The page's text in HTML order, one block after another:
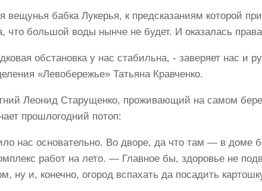
вещунья бабка Лукерья, к предсказаниям которой
что большой воды нынче не будет. И оказалась
обстановка у нас стабильна, -­ заверяет нас и
«Левобережье» Татьяна Кравченко.
Леонид Старущенко, проживающий на самом
прошлогодний потоп:
нас основательно. Во дворе, да что там — в доме
работ на лето. — Главное бы, здоровье не
и, конечно, огород вспахать да посадить